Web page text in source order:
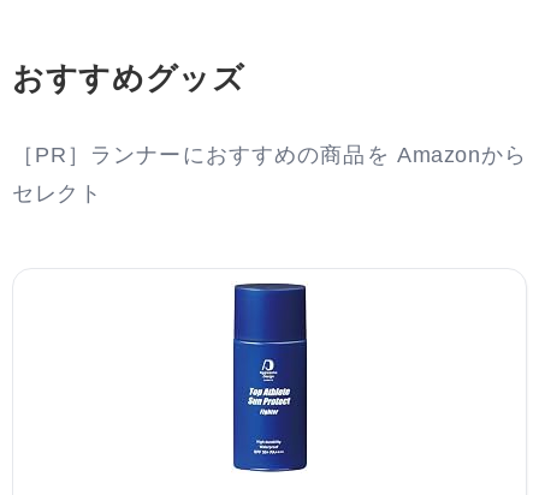
おすすめグッズ
［PR］ランナーにおすすめの商品を Amazonから
セレクト